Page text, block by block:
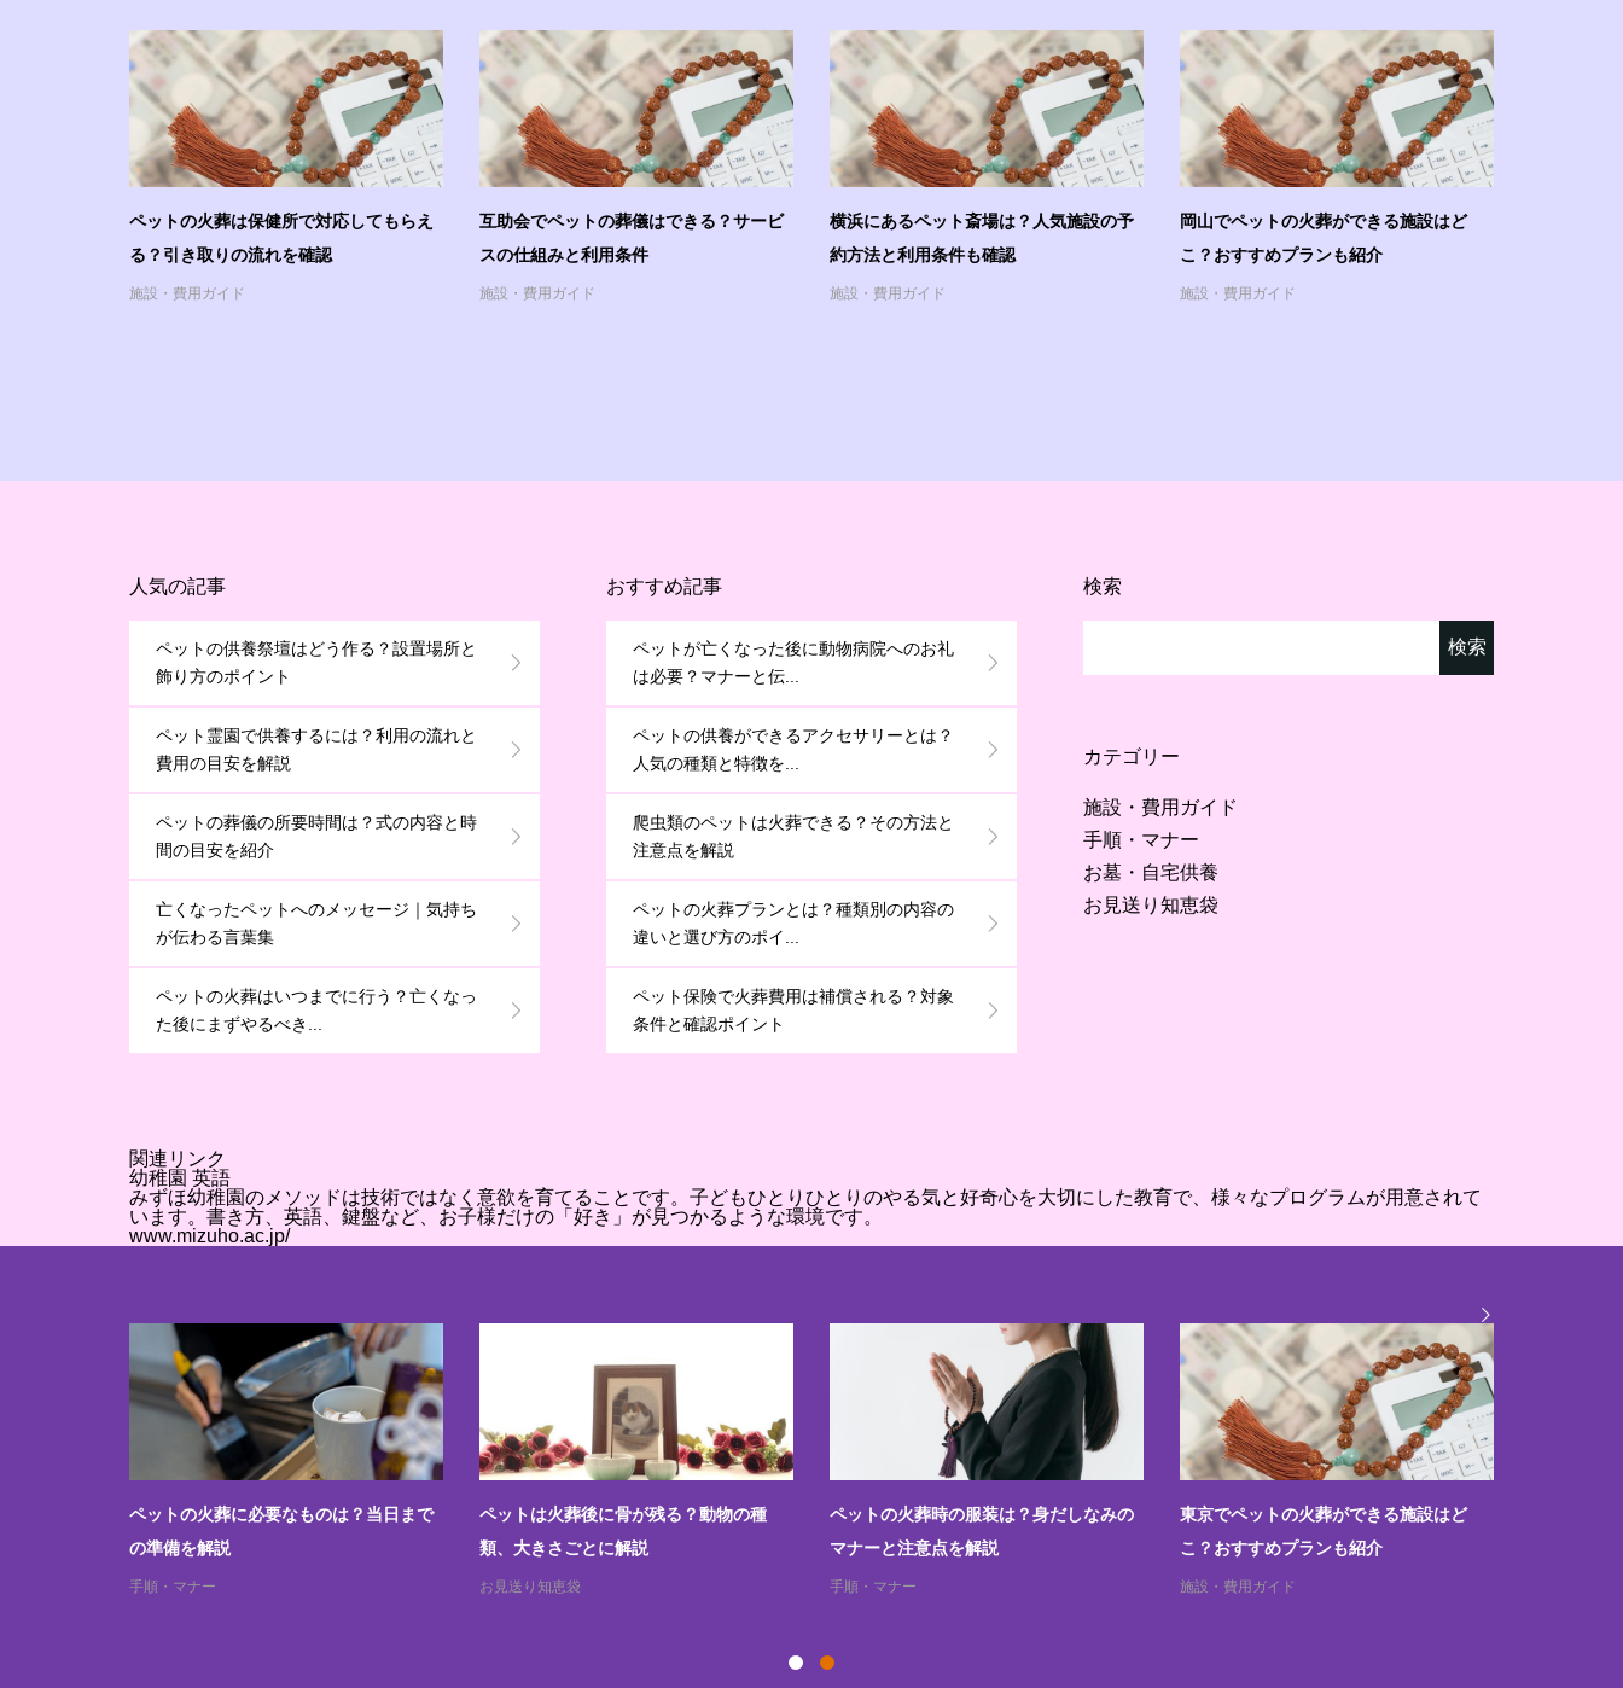
ペットの火葬は保健所で対応してもらえ
る？引き取りの流れを確認
施設・費用ガイド
互助会でペットの葬儀はできる？サービ
スの仕組みと利用条件
施設・費用ガイド
横浜にあるペット斎場は？人気施設の予
約方法と利用条件も確認
施設・費用ガイド
岡山でペットの火葬ができる施設はど
こ？おすすめプランも紹介
施設・費用ガイド
人気の記事
ペットの供養祭壇はどう作る？設置場所と
飾り方のポイント
ペット霊園で供養するには？利用の流れと
費用の目安を解説
ペットの葬儀の所要時間は？式の内容と時
間の目安を紹介
亡くなったペットへのメッセージ｜気持ち
が伝わる言葉集
ペットの火葬はいつまでに行う？亡くなっ
た後にまずやるべき...
おすすめ記事
ペットが亡くなった後に動物病院へのお礼
は必要？マナーと伝...
ペットの供養ができるアクセサリーとは？
人気の種類と特徴を...
爬虫類のペットは火葬できる？その方法と
注意点を解説
ペットの火葬プランとは？種類別の内容の
違いと選び方のポイ...
ペット保険で火葬費用は補償される？対象
条件と確認ポイント
検索
カテゴリー
施設・費用ガイド
手順・マナー
お墓・自宅供養
お見送り知恵袋
関連リンク
幼稚園 英語
みずほ幼稚園のメソッドは技術ではなく意欲を育てることです。子どもひとりひとりのやる気と好奇心を大切にした教育で、様々なプログラムが用意されて
います。書き方、英語、鍵盤など、お子様だけの「好き」が見つかるような環境です。
www.mizuho.ac.jp/
ペットの火葬に必要なものは？当日まで
の準備を解説
手順・マナー
ペットは火葬後に骨が残る？動物の種
類、大きさごとに解説
お見送り知恵袋
ペットの火葬時の服装は？身だしなみの
マナーと注意点を解説
手順・マナー
東京でペットの火葬ができる施設はど
こ？おすすめプランも紹介
施設・費用ガイド